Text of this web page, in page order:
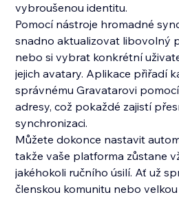
vybroušenou identitu.
Pomocí nástroje hromadné
snadno aktualizovat libovolný
nebo si vybrat konkrétní
jejich avatary. Aplikace přiřadí
správnému Gravatarovi
adresy, což pokaždé zajistí
synchronizaci.
Můžete dokonce nastavit
takže vaše platforma zůstane
jakéhokoli ručního úsilí. Ať už
členskou komunitu nebo